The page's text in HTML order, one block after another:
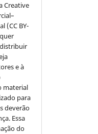
Creative
(CC BY-
e à
material
para
deverão
Essa
do